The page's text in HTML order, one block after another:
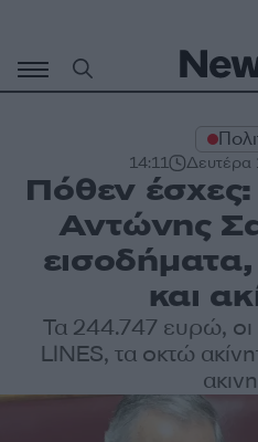
περιεχόμενο
14:11 Δευτέρα
Πόθεν
Αντώνης
και
Τα 244.747 ευρώ, οι
LINES, τα οκτώ